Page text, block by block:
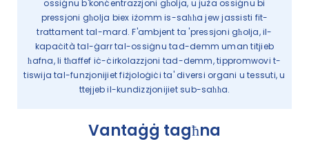
ossiġnu b'konċentrazzjoni għolja, u juża ossiġnu bi
pressjoni għolja biex iżomm is-saħħa jew jassisti fit-
trattament tal-mard. F'ambjent ta 'pressjoni għolja, il-
kapaċità tal-ġarr tal-ossiġnu tad-demm uman titjieb
ħafna, li tħaffef iċ-ċirkolazzjoni tad-demm, tippromwovi t-
tiswija tal-funzjonijiet fiżjoloġiċi ta' diversi organi u tessuti, u
ttejjeb il-kundizzjonijiet sub-saħħa.
Vantaġġ tagħna